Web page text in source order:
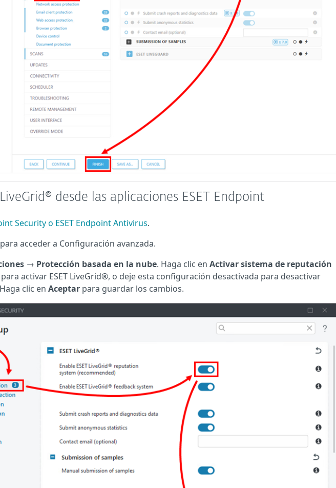
desde las aplicaciones ESET Endpoint
Security o ESET Endpoint Antivirus.
para acceder a Configuración avanzada.
→ Protección basada en la nube. Haga clic en Activar sistema de reputación
activar ESET LiveGrid®, o deje esta configuración desactivada para desactivar
clic en Aceptar para guardar los cambios.